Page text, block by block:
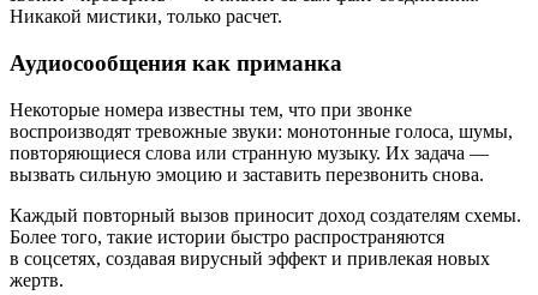
Никакой мистики, только расчет.
Аудиосообщения как приманка
Некоторые номера известны тем, что при звонке
воспроизводят тревожные звуки: монотонные голоса, шумы,
повторяющиеся слова или странную музыку. Их задача —
вызвать сильную эмоцию и заставить перезвонить снова.
Каждый повторный вызов приносит доход создателям схемы.
Более того, такие истории быстро распространяются
в соцсетях, создавая вирусный эффект и привлекая новых
жертв.